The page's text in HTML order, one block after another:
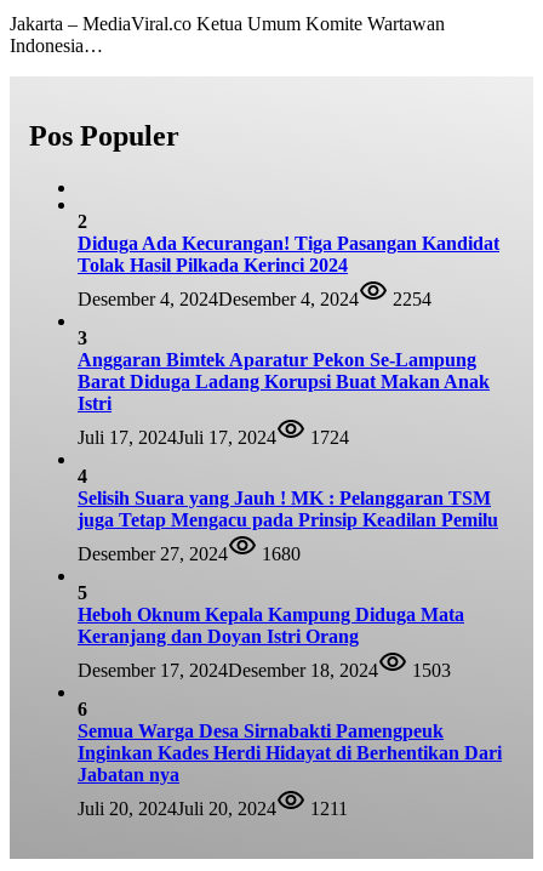
Jakarta – MediaViral.co Ketua Umum Komite Wartawan
Indonesia…
Pos Populer
2
Diduga Ada Kecurangan! Tiga Pasangan Kandidat
Tolak Hasil Pilkada Kerinci 2024
Desember 4, 2024Desember 4, 2024
2254
3
Anggaran Bimtek Aparatur Pekon Se-Lampung
Barat Diduga Ladang Korupsi Buat Makan Anak
Istri
Juli 17, 2024Juli 17, 2024
1724
4
Selisih Suara yang Jauh ! MK : Pelanggaran TSM
juga Tetap Mengacu pada Prinsip Keadilan Pemilu
Desember 27, 2024
1680
5
Heboh Oknum Kepala Kampung Diduga Mata
Keranjang dan Doyan Istri Orang
Desember 17, 2024Desember 18, 2024
1503
6
Semua Warga Desa Sirnabakti Pamengpeuk
Inginkan Kades Herdi Hidayat di Berhentikan Dari
Jabatan nya
Juli 20, 2024Juli 20, 2024 1211